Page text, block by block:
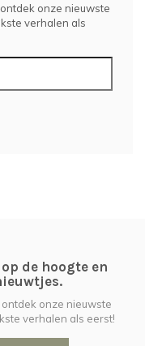
onze nieuwste
verhalen als
de hoogte en
onze nieuwste
verhalen als eerst!